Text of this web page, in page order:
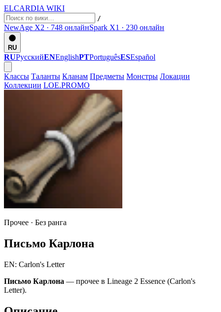
ELCARDIA WIKI
/
NewAge X2 · 748 онлайнSpark X1 · 230 онлайн
RU
RUРусскийENEnglishPTPortuguêsESEspañol
Классы Таланты Кланам Предметы Монстры Локации
Коллекции LOE.PROMO
Прочее · Без ранга
Письмо Карлона
EN: Carlon's Letter
Письмо Карлона — прочее в Lineage 2 Essence (Carlon's
Letter).